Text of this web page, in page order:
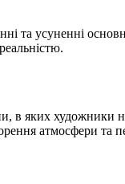
та усуненні
в яких художники
атмосфери та